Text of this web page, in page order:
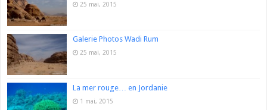
25 mai, 2015
Galerie Photos Wadi Rum
25 mai, 2015
La mer rouge… en Jordanie
1 mai, 2015